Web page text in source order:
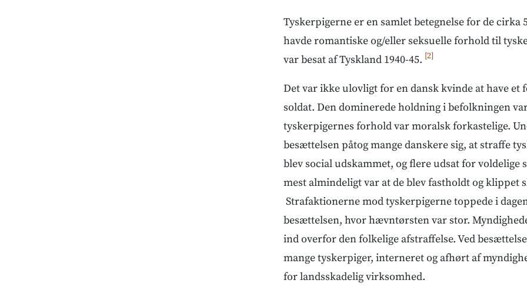
Tyskerpigerne er en samlet betegnelse for de cirka
havde romantiske og/eller seksuelle forhold til
var besat af Tyskland 1940-45. [2]
Det var ikke ulovligt for en dansk kvinde at have et
soldat. Den dominerede holdning i befolkningen
tyskerpigernes forhold var moralsk forkastelige.
besættelsen påtog mange danskere sig, at straffe
blev social udskammet, og flere udsat for voldelige
mest almindeligt var at de blev fastholdt og klippet
Strafaktionerne mod tyskerpigerne toppede i
besættelsen, hvor hævntørsten var stor.
ind overfor den folkelige afstraffelse. Ved
mange tyskerpiger, interneret og afhørt af
for landsskadelig virksomhed.